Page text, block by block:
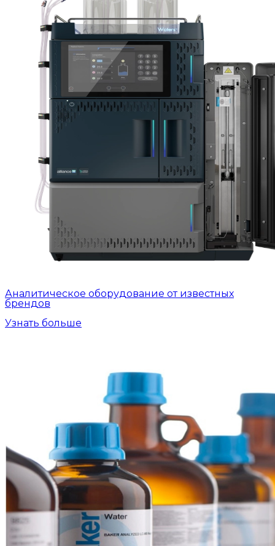
Аналитическое оборудование от известных
брендов
Узнать больше